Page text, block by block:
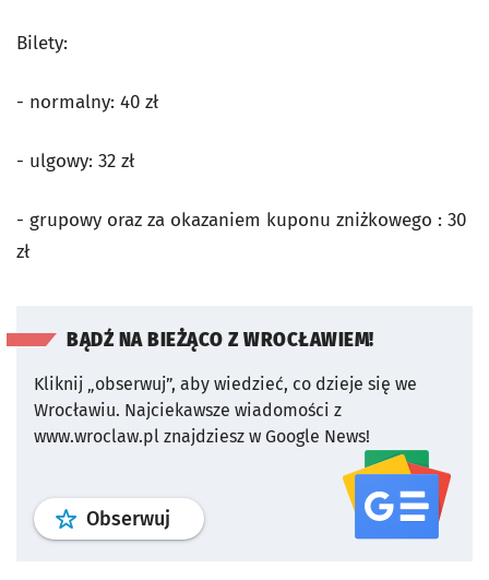
Bilety:
- normalny: 40 zł
- ulgowy: 32 zł
- grupowy oraz za okazaniem kuponu zniżkowego : 30
zł
BĄDŹ NA BIEŻĄCO Z WROCŁAWIEM!
Kliknij „obserwuj”, aby wiedzieć, co dzieje się we
Wrocławiu. Najciekawsze wiadomości z
www.wroclaw.pl znajdziesz w Google News!
Obserwuj profil serwisu